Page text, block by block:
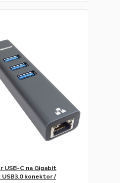
USB-C na Gigabit
USB3.0 konektor /